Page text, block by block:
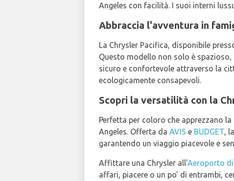
Angeles con facilità. I suoi interni
Abbraccia l'avventura in
La Chrysler Pacifica, disponibile
Questo modello non solo è
sicuro e confortevole attraverso la
ecologicamente consapevoli.
Scopri la versatilità con la
Perfetta per coloro che apprezzano
Angeles. Offerta da AVIS e BUDGET,
garantendo un viaggio piacevole e
Affittare una Chrysler all'Aeroporto di
affari, piacere o un po' di entrambi,